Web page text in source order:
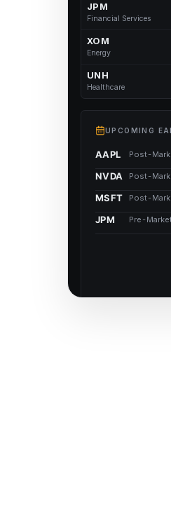
JPM
Financial Services
XOM
Energy
UNH
Healthcare
UPCOMING
AAPL Post-
NVDA Post-
MSFT Post-
JPM Pre-